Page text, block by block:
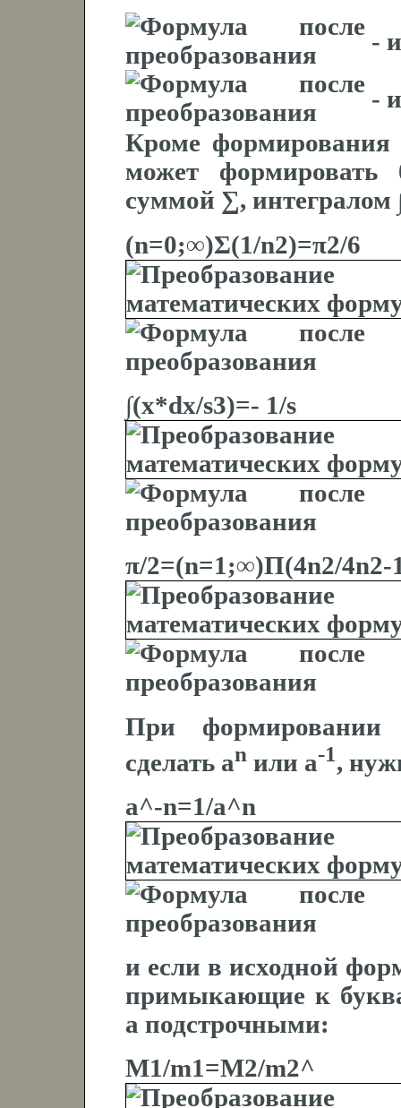
-
-
Кроме формирования
может
суммой ∑, интегралом
(n=0;∞)Σ(1/n2)=π2/6
∫(x*dx/s3)=- 1/s
π/2=(n=1;∞)Π(4n2/4n2-
При формировании
сделать an или a-1,
a^-n=1/a^n
и если в исходной
примыкающие к
а подстрочными:
M1/m1=M2/m2^